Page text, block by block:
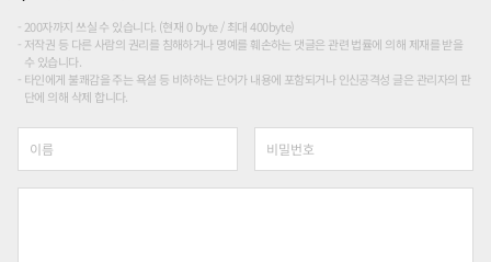
200자까지 쓰실 수 있습니다. (현재 0 byte / 최대 400byte)
저작권 등 다른 사람의 권리를 침해하거나 명예를 훼손하는 댓글은 관련 법률에 의해 제재를 받을
수 있습니다.
타인에게 불쾌감을 주는 욕설 등 비하하는 단어가 내용에 포함되거나 인신공격성 글은 관리자의 판
단에 의해 삭제 합니다.